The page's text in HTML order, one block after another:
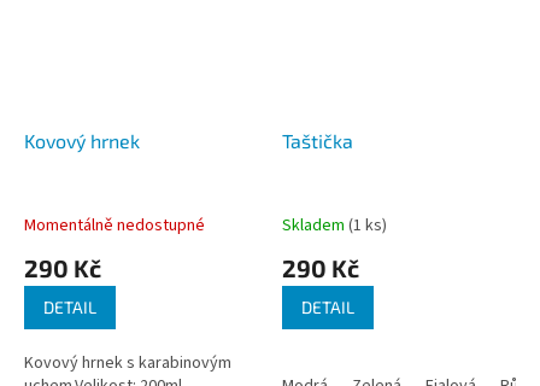
Kovový hrnek
Momentálně nedostupné
290 Kč
DETAIL
Kovový hrnek s karabinovým
Taštička
Skladem (1 ks)
290 Kč
DETAIL